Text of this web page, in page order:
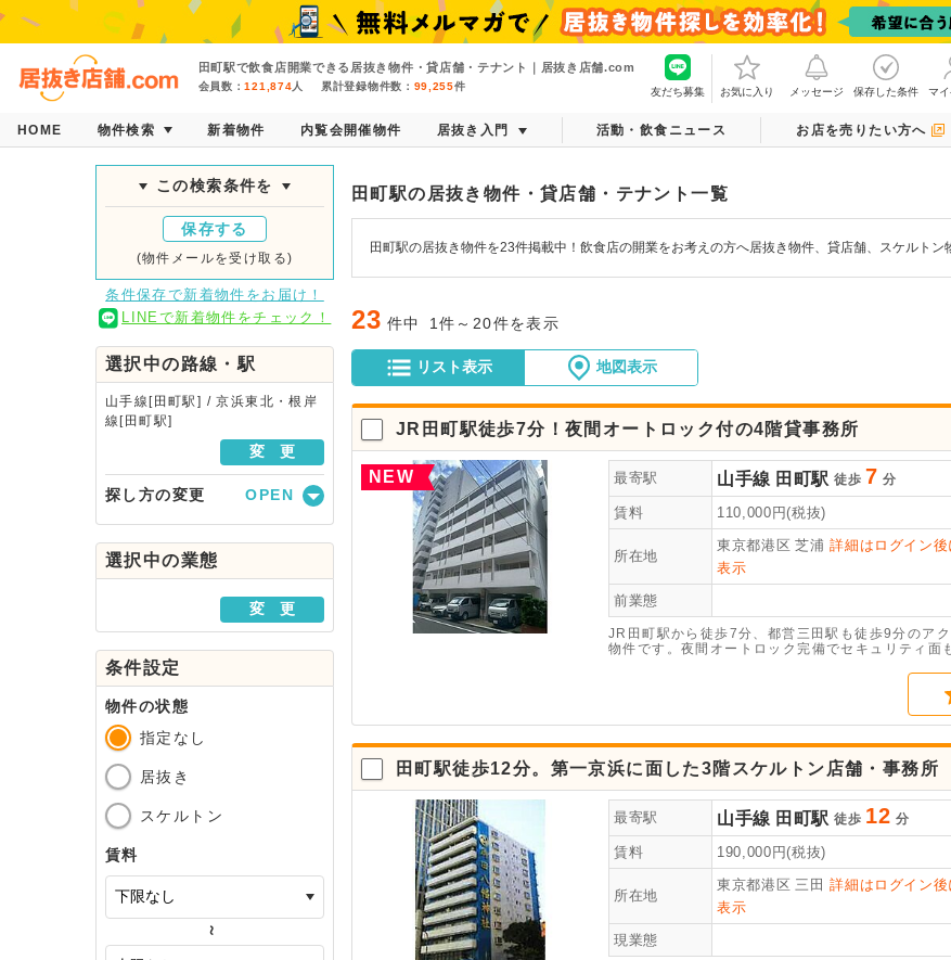
田町駅で飲食店開業できる居抜き物件・貸店舗・テナント｜居抜き店舗.com
会員数：121,874人 累計登録物件数： 99,255件 友だち募集 お気に入り メッセージ 保存した条件 マ
HOME 物件検索 新着物件 内覧会開催物件 居抜き入門 活動・飲食ニュース お店を売りたい方へ
この検索条件を
保存する
(物件メールを受け取る)
条件保存で新着物件をお届け！
LINEで新着物件をチェック！
選択中の路線・駅
山手線[田町駅] / 京浜東北・根岸
線[田町駅]
変 更
探し方の変更
駅・路線から探す
地域から探す
選択中の業態
変 更
条件設定
物件の状態
指定なし
居抜き
スケルトン
賃料
～
田町駅の居抜き物件・貸店舗・テナント一覧
田町駅の居抜き物件を23件掲載中！飲食店の開業をお考えの方へ居抜き物件、貸店舗、スケルト
23 件中 1件～20件を表示
リスト表示 地図表示
JR田町駅徒歩7分！夜間オートロック付の4階貸事務所
NEW 最寄駅 山手線 田町駅 徒歩 7 分
賃料 110,000 円(税抜)
所在地
東京都港区 芝浦詳細はログイン後
表示
前業態
JR田町駅から徒歩7分、都営三田駅も徒歩9分のア
物件です。夜間オートロック完備でセキュリティ面
田町駅徒歩12分。第一京浜に面した3階スケルトン店舗・事務所
最寄駅 山手線 田町駅 徒歩 12 分
賃料 190,000 円(税抜)
所在地
東京都港区 三田詳細はログイン後
表示
現業態